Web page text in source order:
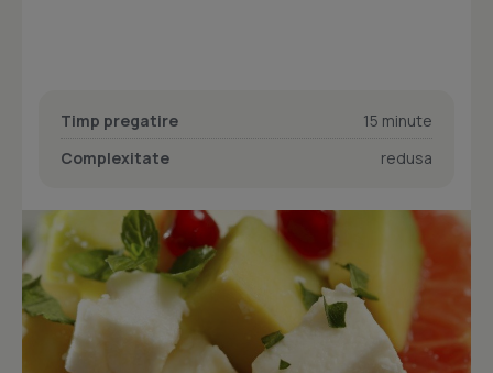
Timp pregatire
15 minute
Complexitate
redusa